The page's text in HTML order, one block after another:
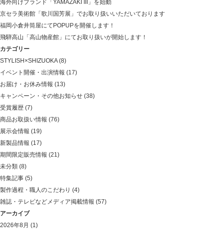
海外向けブランド「YAMAZAKI III」を始動
京セラ美術館「歌川国芳展」でお取り扱いいただいております
福岡小倉井筒屋にてPOPUPを開催します！
飛騨高山「高山物産館」にてお取り扱いが開始します！
カテゴリー
STYLISH×SHIZUOKA(8)
イベント開催・出演情報 (17)
お届け・お休み情報 (13)
キャンペーン・その他お知らせ (38)
受賞履歴 (7)
商品お取扱い情報 (76)
展示会情報 (19)
新製品情報 (17)
期間限定販売情報 (21)
未分類 (8)
特集記事 (5)
製作過程・職人のこだわり (4)
雑誌・テレビなどメディア掲載情報 (57)
アーカイブ
2026年8月 (1)